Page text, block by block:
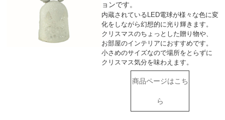
ョンです。
内蔵されているLED電球が様々な色に変
化をしながら幻想的に光り輝きます。
クリスマスのちょっとした贈り物や、
お部屋のインテリアにおすすめです。
小さめのサイズなので場所をとらずに
クリスマス気分を味わえます。
商品ページはこち
ら